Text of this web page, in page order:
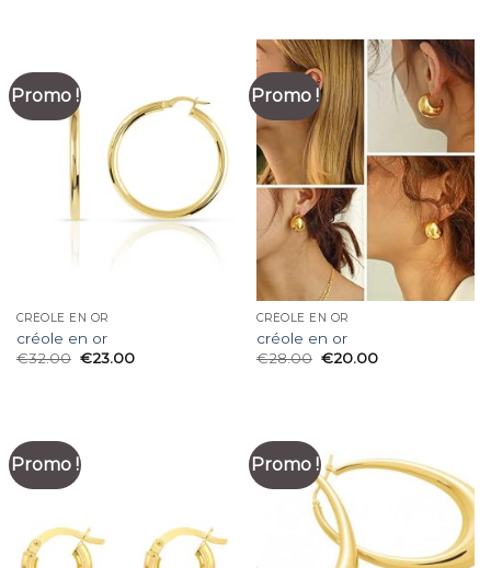
Promo !
CRÉOLE EN OR
créole en or
€32.00 €23.00
Promo !
CRÉOLE EN OR
créole en or
€28.00 €20.00
Promo ! Promo !